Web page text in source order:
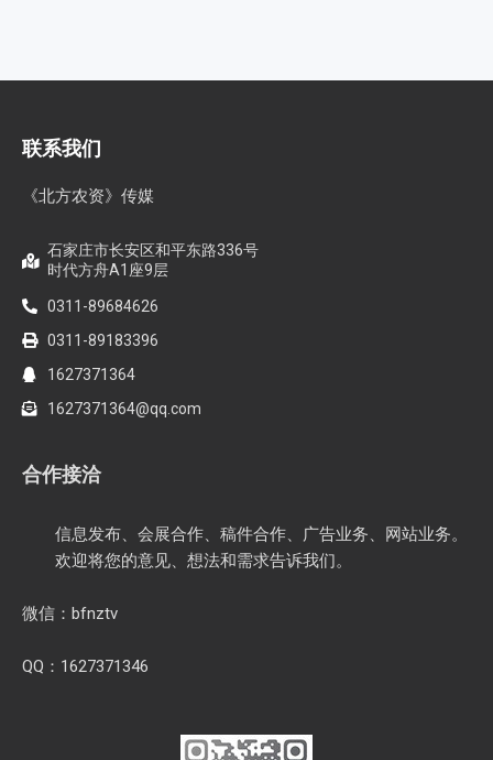
联系我们
《北方农资》传媒
石家庄市长安区和平东路336号
时代方舟A1座9层
0311-89684626
0311-89183396
1627371364
1627371364@qq.com
合作接洽
信息发布、会展合作、稿件合作、广告业务、网站业务。
欢迎将您的意见、想法和需求告诉我们。
微信：bfnztv
QQ：1627371346